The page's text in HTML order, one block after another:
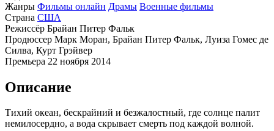
Жанры Фильмы онлайн Драмы Военные фильмы
Страна США
Режиссёр Брайан Питер Фальк
Продюссер Марк Моран, Брайан Питер Фальк, Луиза Гомес де
Силва, Курт Грэйвер
Премьера 22 ноября 2014
Описание
Тихий океан, бескрайний и безжалостный, где солнце палит
немилосердно, а вода скрывает смерть под каждой волной.